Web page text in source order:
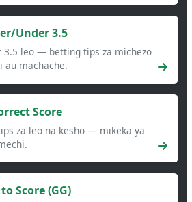
Under 3.5
3.5 leo — betting tips za michezo
au machache.
Score
za leo na kesho — mikeka ya
Score (GG)